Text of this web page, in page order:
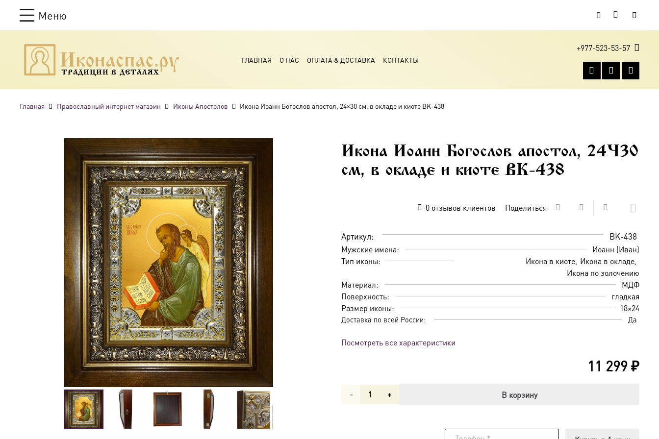
Меню
ТРАДИЦИИ В ДЕТАЛЯХ
ГЛАВНАЯ О НАС ОПЛАТА & ДОСТАВКА КОНТАКТЫ
+977-523-53-57
Главная Православный интернет магазин Иконы Апостолов Икона Иоанн Богослов апостол, 24×30 см, в окладе и киоте BK-438
Икона Иоанн Богослов апостол, 24×30
см, в окладе и киоте BK-438
0отзывов клиентов Поделиться
Артикул: BK-438
Мужские имена:
Иоанн (Иван)
Тип иконы:
Икона в киоте Икона в окладе
Икона по золочению
Материал:
МДФ
Поверхность:
гладкая
Размер иконы:
18×24
Доставка по всей России: Да
Посмотреть все характеристики
11 299₽
Количество
В корзину